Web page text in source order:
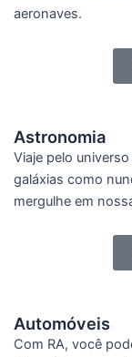
aeronaves.
Astronomia
Viaje pelo
galáxias como
mergulhe em
Automóveis
Com RA, você